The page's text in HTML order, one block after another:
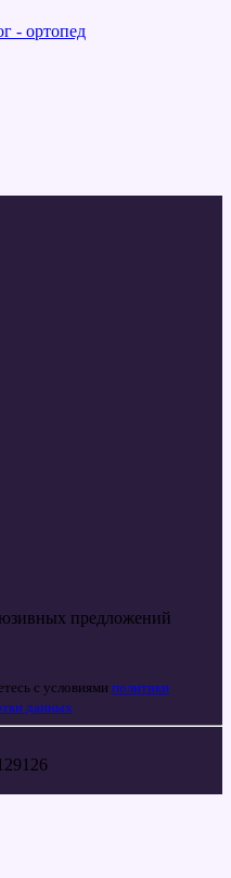
- ортопед
предложений
с условиями политики
данных